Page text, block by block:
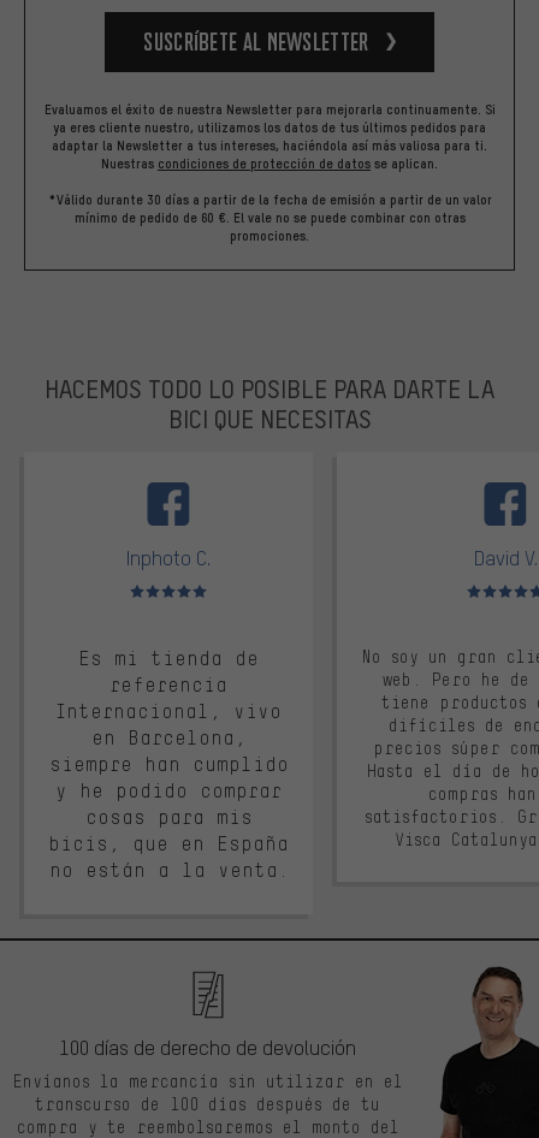
Suscríbete al newsletter
Evaluamos el éxito de nuestra Newsletter para mejorarla continuamente. Si
ya eres cliente nuestro, utilizamos los datos de tus últimos pedidos para
adaptar la Newsletter a tus intereses, haciéndola así más valiosa para ti.
Nuestras condiciones de protección de datos se aplican.
*Válido durante 30 días a partir de la fecha de emisión a partir de un valor
mínimo de pedido de 60 €. El vale no se puede combinar con otras
promociones.
HACEMOS TODO LO POSIBLE PARA DARTE LA
BICI QUE NECESITAS
Inphoto C.
Valoración media: 5 de 5
Es mi tienda de
referencia
Internacional, vivo
en Barcelona,
siempre han cumplido
y he podido comprar
cosas para mis
bicis, que en España
no están a la venta.
David V.
Valoración
No soy un gran
web. Pero he
tiene productos
difíciles de
precios súper
Hasta el día de
compras
satisfactorios.
Visca
100 días de derecho de devolución
Envíanos la mercancía sin utilizar en el
transcurso de 100 días después de tu
compra y te reembolsaremos el monto del